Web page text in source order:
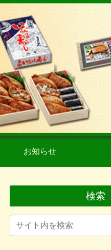
お知らせ
検索